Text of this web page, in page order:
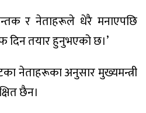
र नेताहरूले धेरै मनाएपछि
दिन तयार हुनुभएको छ।’
नेताहरूका अनुसार मुख्यमन्त्री
छैन।